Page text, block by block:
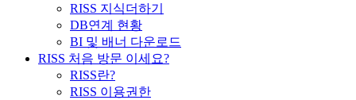
RISS 지식더하기
DB연계 현황
BI 및 배너 다운로드
RISS 처음 방문 이세요?
RISS란?
RISS 이용권한